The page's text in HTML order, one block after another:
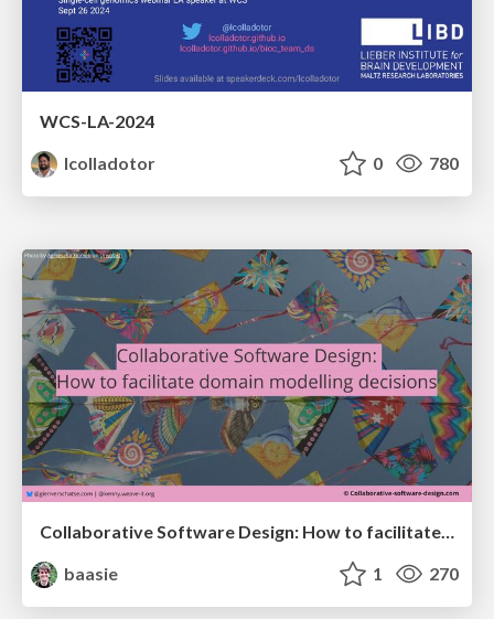
WCS-LA-2024
lcolladotor
0 780
Collaborative Software Design: How to facilitate domain modelling decisions
baasie
1 270